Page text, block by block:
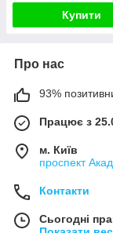
Купити
Про нас
93%
Працює з
м. Київ
проспект
Контакти
Сьогодні